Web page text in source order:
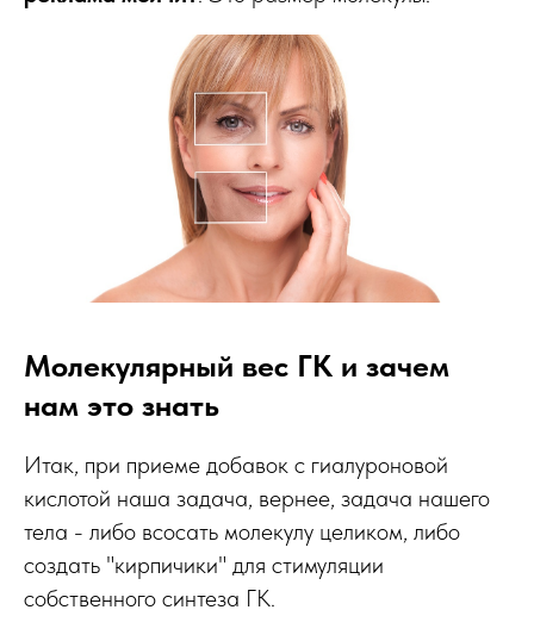
Молекулярный вес ГК и зачем
нам это знать
Итак, при приеме добавок с гиалуроновой
кислотой наша задача, вернее, задача нашего
тела - либо всосать молекулу целиком, либо
создать "кирпичики" для стимуляции
собственного синтеза ГК.